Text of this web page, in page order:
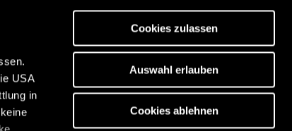
USA
in
Cookies zulassen
Auswahl erlauben
Cookies ablehnen
Discover our travel portal:
https://www.freeontour.com/en